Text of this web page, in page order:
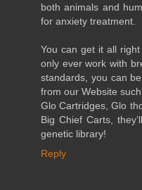
both animals and
for anxiety treatment.
You can get it all
only ever work with
standards, you can
from our Website
Glo Cartridges, Glo
Big Chief Carts,
genetic library!
Reply